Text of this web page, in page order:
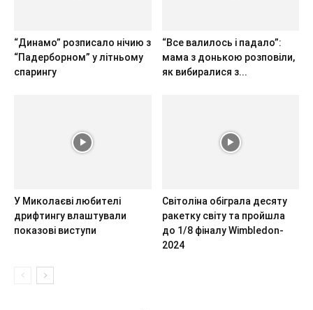
“Динамо” розписало нічию з
“Падерборном” у літньому
спарингу
“Все валилось і падало”:
мама з донькою розповіли,
як вибиралися з...
У Миколаєві любителі
дрифтингу влаштували
показові виступи
Світоліна обіграла десяту
ракетку світу та пройшла
до 1/8 фіналу Wimbledon-
2024